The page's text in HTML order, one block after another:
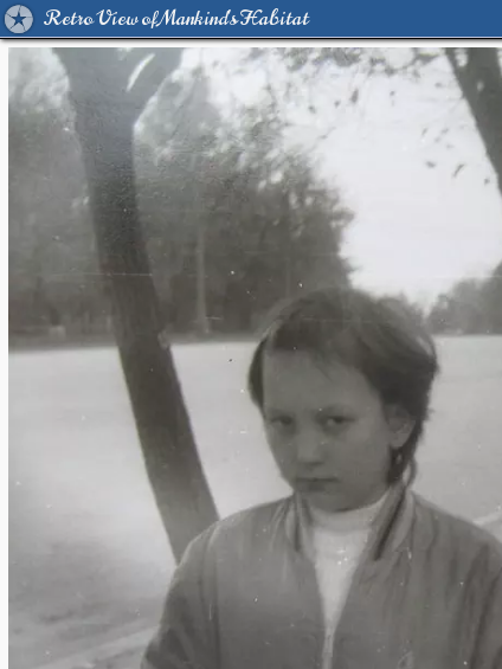
Retro View of Mankind's Habitat